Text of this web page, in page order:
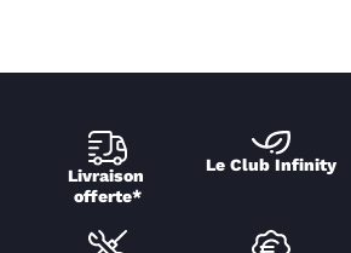
Livraison
offerte*
Le Club Infinity